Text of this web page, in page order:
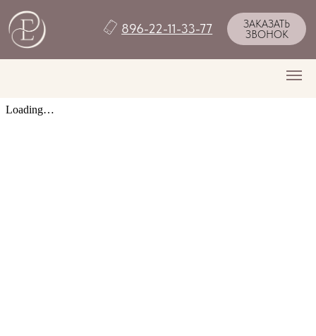
ЗВОНОК
896-22-11-33-77